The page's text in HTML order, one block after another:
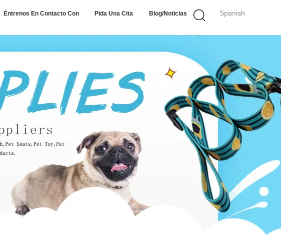
Spanish
Éntrenos En Contacto Con Pida Una Cita Blog/noticias